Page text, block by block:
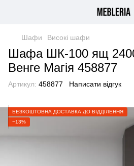
Шафи Високі шафи
Шафа ШК-100 ящ
Венге Магія 458877
Артикул: 458877 Написати відгук
БЕЗКОШТОВНА ДОСТАВКА ДО ВІДДІЛЕННЯ
−13%